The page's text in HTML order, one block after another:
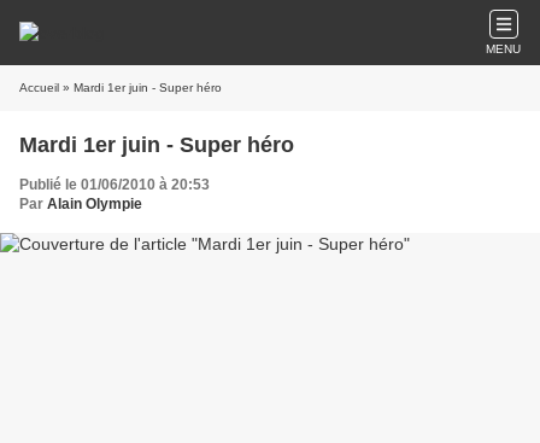
MENU
Accueil » Mardi 1er juin - Super héro
Mardi 1er juin - Super héro
Publié le 01/06/2010 à 20:53
Par Alain Olympie